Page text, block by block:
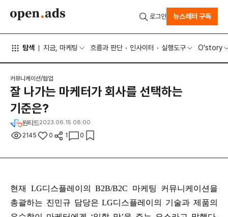
탐색 지금, 마케팅 흐름과 판단 인사이터 실행도구 O'story
로그인 뉴스레터 구독
커뮤니케이션/협업
잘 나가는 마케터가 회사를 선택하는
기준은?
원티드2023.06.15 08:00
2145 0 1 0
현재 LG디스플레이의 B2B/B2C 마케팅 커뮤니케이션을
총괄하는 진민규 담당은 LG디스플레이의 기술과 제품의